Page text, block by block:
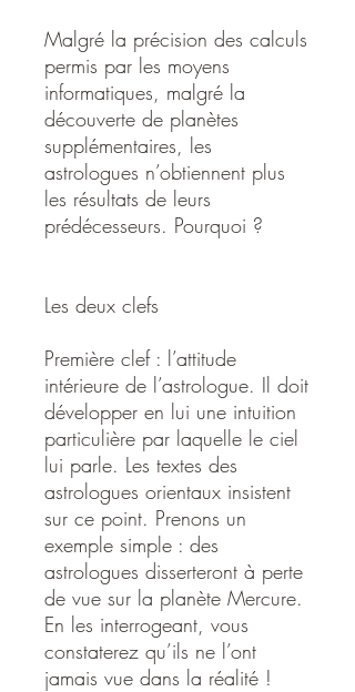
Malgré la précision des calculs
permis par les moyens
informatiques, malgré la
découverte de planètes
supplémentaires, les
astrologues n’obtiennent plus
les résultats de leurs
prédécesseurs. Pourquoi ?
Les deux clefs
Première clef : l’attitude
intérieure de l’astrologue. Il doit
développer en lui une intuition
particulière par laquelle le ciel
lui parle. Les textes des
astrologues orientaux insistent
sur ce point. Prenons un
exemple simple : des
astrologues disserteront à perte
de vue sur la planète Mercure.
En les interrogeant, vous
constaterez qu’ils ne l’ont
jamais vue dans la réalité !